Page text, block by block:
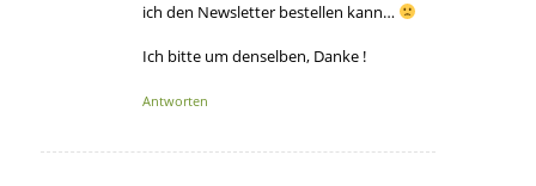
ich den Newsletter bestellen kann…
Ich bitte um denselben, Danke !
Antworten